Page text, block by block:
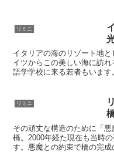
リミニ
イタリアの海のリゾート地
イツからこの美しい海に訪
語学学校に来る若者もいま
ます。
リミニ
その頑丈な構造のために「
橋。2000年経た現在も当時
す。悪魔との約束で橋の完成